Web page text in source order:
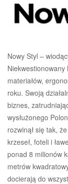
Nowy Styl –
materiałów,
roku. Swoją
biznes,
wysłużonego
rozwinął się tak,
krzeseł, foteli i
ponad 8 milionów
metrów
docierają do